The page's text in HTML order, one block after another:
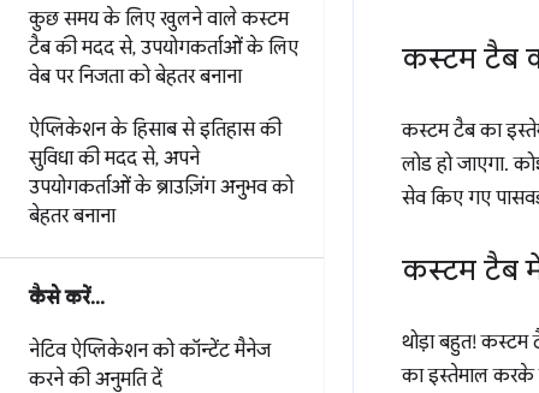
कुछ समय के लिए खुलने वाले कस्टम
टैब की मदद से, उपयोगकर्ताओं के लिए
वेब पर निजता को बेहतर बनाना
ऐप्लिकेशन के हिसाब से इतिहास की
सुविधा की मदद से, अपने
उपयोगकर्ताओं के ब्राउज़िंग अनुभव को
बेहतर बनाना
कैसे करें...
नेटिव ऐप्लिकेशन को कॉन्टेंट मैनेज
करने की अनुमति दें
कस्टम टैब
कस्टम टैब का
लोड हो जाएगा.
सेव किए गए
कस्टम टैब
थोड़ा बहुत! कस्टम
का इस्तेमाल करके